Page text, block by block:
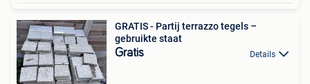
GRATIS - Partij terrazzo tegels –
gebruikte staat
Gratis Details